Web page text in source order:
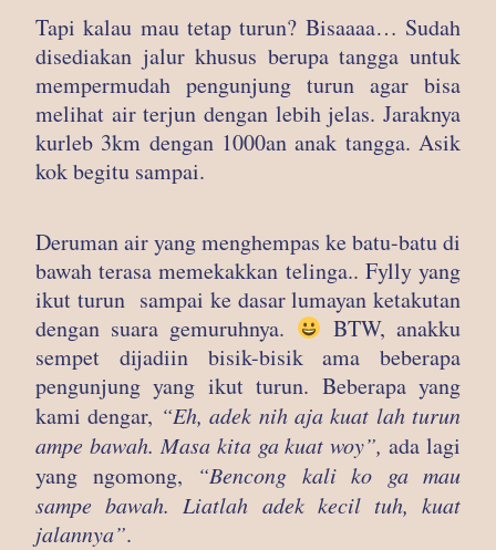
Tapi kalau mau tetap turun? Bisaaaa… Sudah
disediakan jalur khusus berupa tangga untuk
mempermudah pengunjung turun agar bisa
melihat air terjun dengan lebih jelas. Jaraknya
kurleb 3km dengan 1000an anak tangga. Asik
kok begitu sampai.
Deruman air yang menghempas ke batu-batu di
bawah terasa memekakkan telinga.. Fylly yang
ikut turun sampai ke dasar lumayan ketakutan
dengan suara gemuruhnya.
BTW, anakku
sempet dijadiin bisik-bisik ama beberapa
pengunjung yang ikut turun. Beberapa yang
kami dengar, “Eh, adek nih aja kuat lah turun
ampe bawah. Masa kita ga kuat woy”, ada lagi
yang ngomong,
“Bencong kali ko ga mau
sampe bawah. Liatlah adek kecil tuh, kuat
jalannya”.